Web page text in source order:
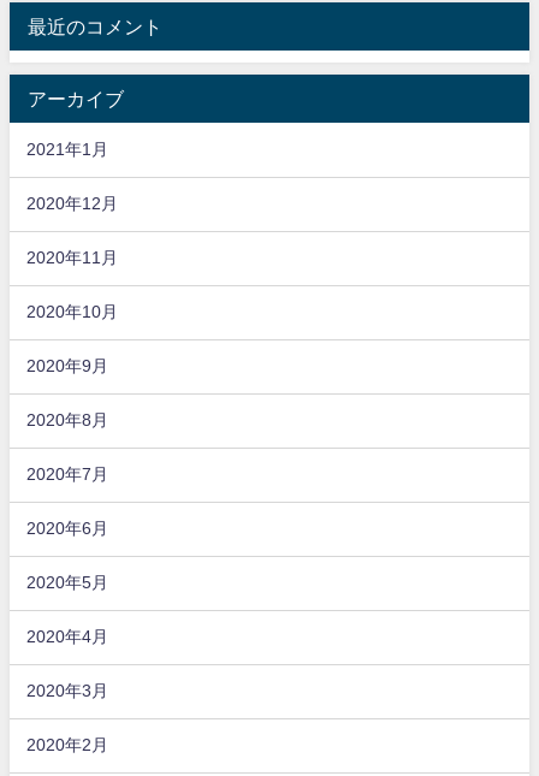
最近のコメント
アーカイブ
2021年1月
2020年12月
2020年11月
2020年10月
2020年9月
2020年8月
2020年7月
2020年6月
2020年5月
2020年4月
2020年3月
2020年2月